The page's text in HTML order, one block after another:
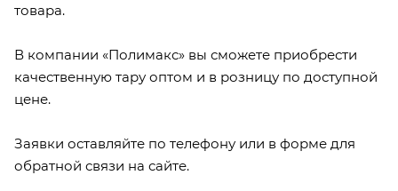
товара.
В компании «Полимакс» вы сможете приобрести
качественную тару оптом и в розницу по доступной
цене.
Заявки оставляйте по телефону или в форме для
обратной связи на сайте.